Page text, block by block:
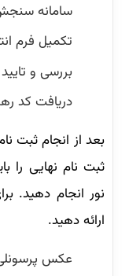
سامانه
تکمیل فرم
بررسی و
دریافت کد رهگیری
بعد از انجام ثبت
ثبت نام نهایی را
نور انجام دهید.
ارائه دهید.
عکس